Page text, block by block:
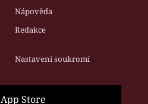
Nápověda
Redakce
Nastavení soukromí
App Store